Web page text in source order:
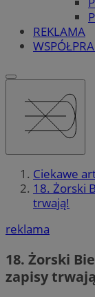
REKLAMA
Ciekawe
18. Żorski
trwają!
reklama
18. Żorski
zapisy